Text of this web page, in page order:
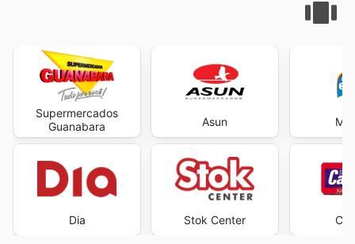
Supermercados
Guanabara
Dia
Asun
Stok Center